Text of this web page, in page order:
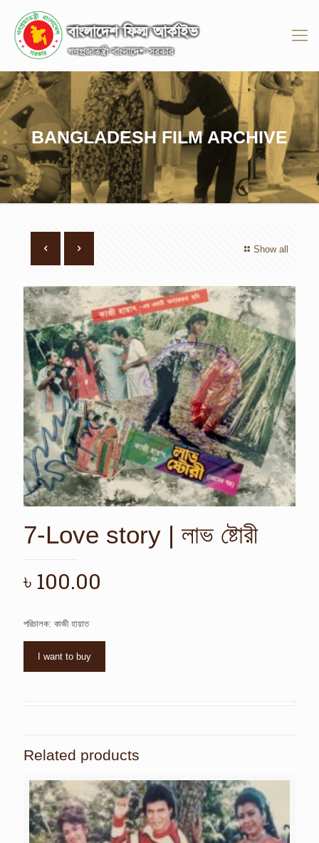
BANGLADESH FILM ARCHIVE
Show all
7-Love story | লাভ ষ্টোরী
৳ 100.00
পরিচালক: কাজী হায়াত
I want to buy
Related products